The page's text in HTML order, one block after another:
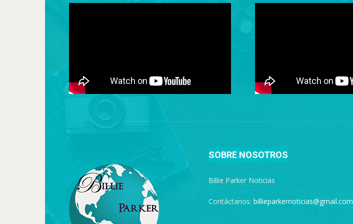
SOBRE NOSOTROS
Billie Parker Noticias
Contáctanos: billieparkernoticias@gmail.com